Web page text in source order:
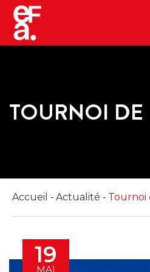
TOURNOI DE
Accueil Actualité Tournoi
19
MAI